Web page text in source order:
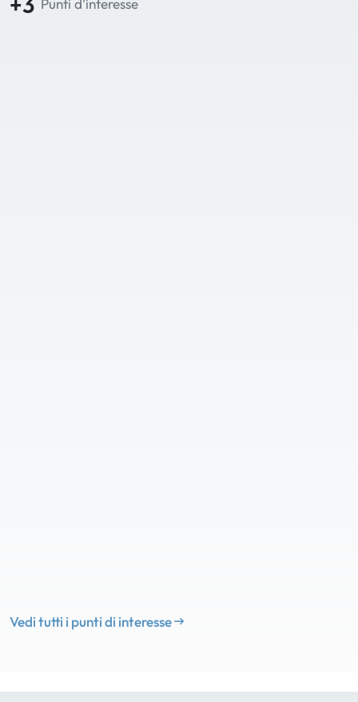
Punti d'interesse
Vedi tutti i punti di interesse